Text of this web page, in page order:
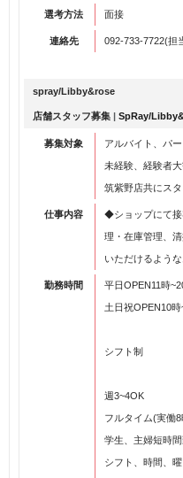
選考方法 面接
連絡先 092-733-7722(担
spray/Libby&rose
店舗スタッフ募集 | SpRay/
募集対象 アルバイト、パー
未経験、経験者大
筑紫野店共にスタ
仕事内容 ◆ショップにて接
理・在庫管理、
いただけるよう
勤務時間 平日OPEN11時
土日祝OPEN10時
シフト制
週3~4OK
フルタイム(実働8
学生、主婦短時
シフト、時間、